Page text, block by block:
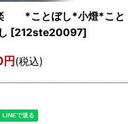
*ことぼし*小燈*こと
[212ste20097]
円(税込)